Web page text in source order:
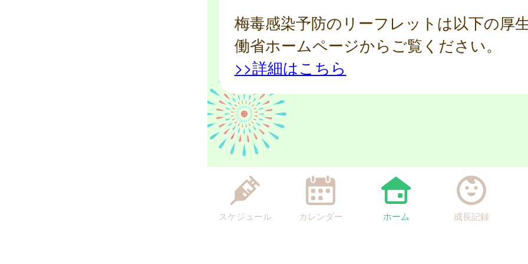
梅毒感染予防のリーフレットは以下の厚
働省ホームページからご覧ください。
>>詳細はこちら
スケジュール カレンダー ホーム 成長記録